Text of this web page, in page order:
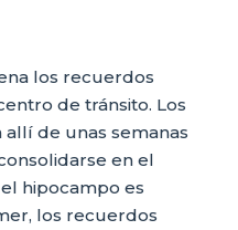
los recuerdos
de tránsito. Los
de unas semanas
en el
hipocampo es
los recuerdos